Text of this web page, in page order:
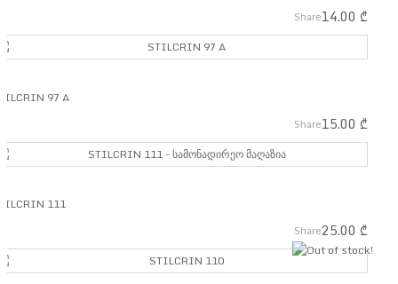
14.00 ₾
Share
97 A
15.00 ₾
Share
111
25.00 ₾
Share